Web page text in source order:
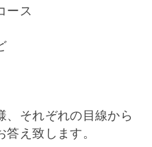
ース
、それぞれの目線から
え致します。